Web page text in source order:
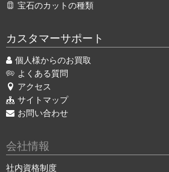
宝石のカットの種類
カスタマーサポート
個人様からのお買取
よくある質問
アクセス
サイトマップ
お問い合わせ
会社情報
社内資格制度